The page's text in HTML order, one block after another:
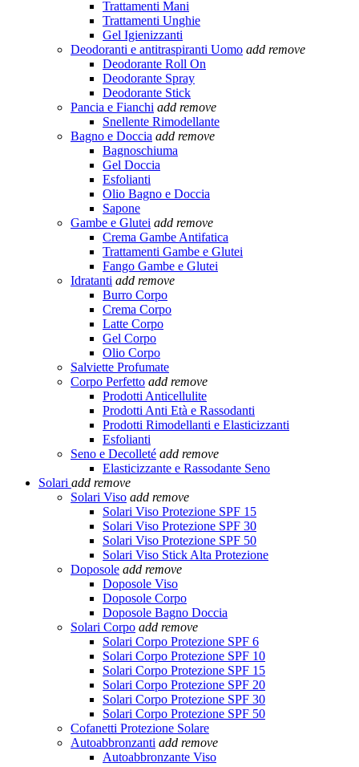
Trattamenti Mani
Trattamenti Unghie
Gel Igienizzanti
Deodoranti e antitraspiranti Uomo add remove
Deodorante Roll On
Deodorante Spray
Deodorante Stick
Pancia e Fianchi add remove
Snellente Rimodellante
Bagno e Doccia add remove
Bagnoschiuma
Gel Doccia
Esfolianti
Olio Bagno e Doccia
Sapone
Gambe e Glutei add remove
Crema Gambe Antifatica
Trattamenti Gambe e Glutei
Fango Gambe e Glutei
Idratanti add remove
Burro Corpo
Crema Corpo
Latte Corpo
Gel Corpo
Olio Corpo
Salviette Profumate
Corpo Perfetto add remove
Prodotti Anticellulite
Prodotti Anti Età e Rassodanti
Prodotti Rimodellanti e Elasticizzanti
Esfolianti
Seno e Decolleté add remove
Elasticizzante e Rassodante Seno
Solari add remove
Solari Viso add remove
Solari Viso Protezione SPF 15
Solari Viso Protezione SPF 30
Solari Viso Protezione SPF 50
Solari Viso Stick Alta Protezione
Doposole add remove
Doposole Viso
Doposole Corpo
Doposole Bagno Doccia
Solari Corpo add remove
Solari Corpo Protezione SPF 6
Solari Corpo Protezione SPF 10
Solari Corpo Protezione SPF 15
Solari Corpo Protezione SPF 20
Solari Corpo Protezione SPF 30
Solari Corpo Protezione SPF 50
Cofanetti Protezione Solare
Autoabbronzanti add remove
Autoabbronzante Viso